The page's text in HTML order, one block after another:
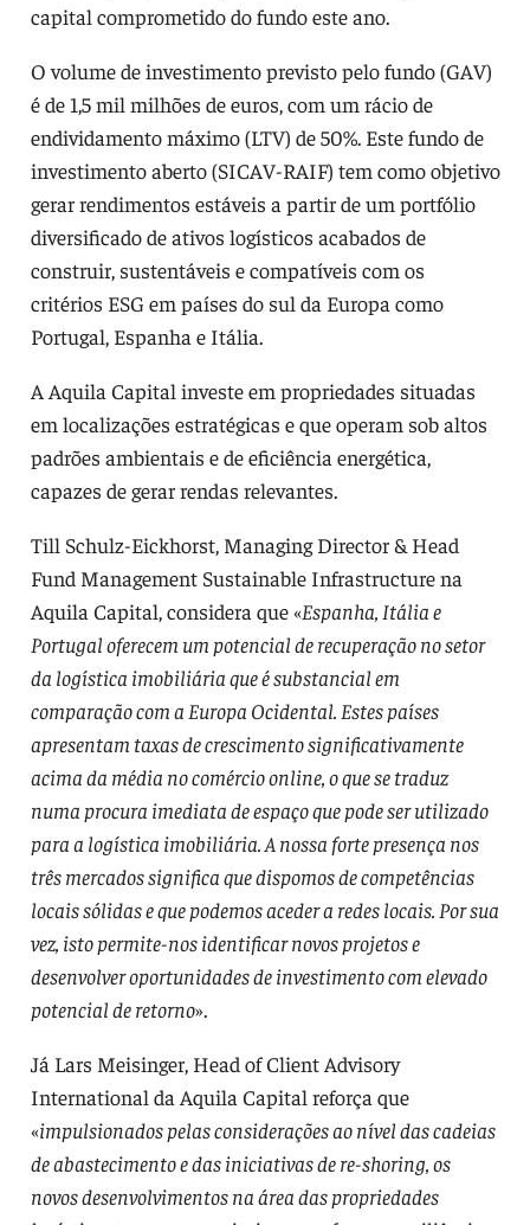
capital comprometido do fundo este ano.
O volume de investimento previsto pelo fundo (GAV)
é de 1,5 mil milhões de euros, com um rácio de
endividamento máximo (LTV) de 50%. Este fundo de
investimento aberto (SICAV-RAIF) tem como objetivo
gerar rendimentos estáveis a partir de um portfólio
diversificado de ativos logísticos acabados de
construir, sustentáveis e compatíveis com os
critérios ESG em países do sul da Europa como
Portugal, Espanha e Itália.
A Aquila Capital investe em propriedades situadas
em localizações estratégicas e que operam sob altos
padrões ambientais e de eficiência energética,
capazes de gerar rendas relevantes.
Till Schulz-Eickhorst, Managing Director & Head
Fund Management Sustainable Infrastructure na
Aquila Capital, considera que «Espanha, Itália e
Portugal oferecem um potencial de recuperação no setor
da logística imobiliária que é substancial em
comparação com a Europa Ocidental. Estes países
apresentam taxas de crescimento significativamente
acima da média no comércio online, o que se traduz
numa procura imediata de espaço que pode ser utilizado
para a logística imobiliária. A nossa forte presença nos
três mercados significa que dispomos de competências
locais sólidas e que podemos aceder a redes locais. Por sua
vez, isto permite-nos identificar novos projetos e
desenvolver oportunidades de investimento com elevado
potencial de retorno».
Já Lars Meisinger, Head of Client Advisory
International da Aquila Capital reforça que
«impulsionados pelas considerações ao nível das cadeias
de abastecimento e das iniciativas de re-shoring, os
novos desenvolvimentos na área das propriedades